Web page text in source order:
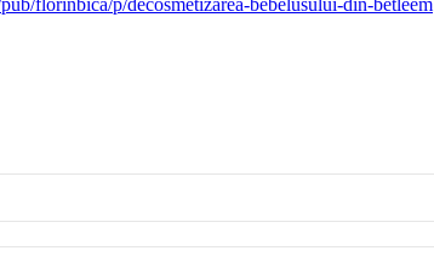
florinbica/p/decosmetizarea-bebelusului-din-betleem